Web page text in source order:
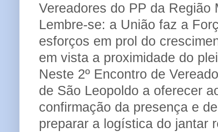
Vereadores do PP da Região
Lembre-se: a União faz a
esforços em prol do
em vista a proximidade do
Neste 2º Encontro de
de São Leopoldo a oferecer
confirmação da presença e
preparar a logística do jantar